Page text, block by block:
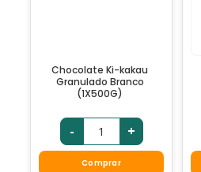
Chocolate Ki-kakau
Granulado Branco
(1X500G)
- +
Comprar